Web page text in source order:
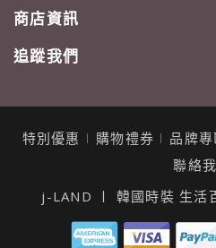
商店資訊
追蹤我們
特別優惠 購物禮券 品牌專
聯絡
j-LAND 〡 韓國時裝 生